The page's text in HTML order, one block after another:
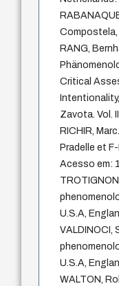
Compostela,
RANG,
Critical
Zavota. Vol.
RICHIR,
Pradelle et
Acesso em:
U.S.A,
VALDINOCI,
U.S.A,
WALTON,